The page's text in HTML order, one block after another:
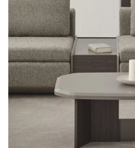
Modern Mobilya
Gerekenler